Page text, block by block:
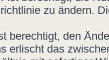
zu ändern.
berechtigt, den
erlischt das